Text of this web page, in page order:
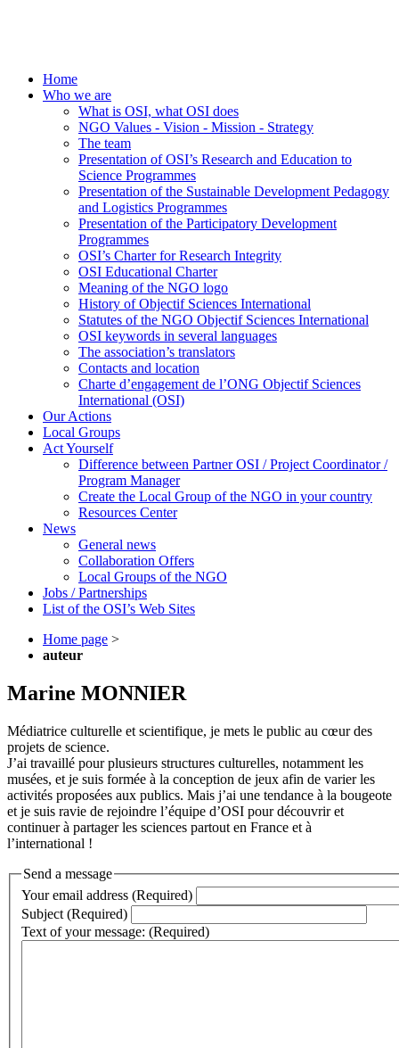
Home
Who we are
What is OSI, what OSI does
NGO Values - Vision - Mission - Strategy
The team
Presentation of OSI’s Research and Education to
Science Programmes
Presentation of the Sustainable Development Pedagogy
and Logistics Programmes
Presentation of the Participatory Development
Programmes
OSI’s Charter for Research Integrity
OSI Educational Charter
Meaning of the NGO logo
History of Objectif Sciences International
Statutes of the NGO Objectif Sciences International
OSI keywords in several languages
The association’s translators
Contacts and location
Charte d’engagement de l’ONG Objectif Sciences
International (OSI)
Our Actions
Local Groups
Act Yourself
Difference between Partner OSI / Project Coordinator /
Program Manager
Create the Local Group of the NGO in your country
Resources Center
News
General news
Collaboration Offers
Local Groups of the NGO
Jobs / Partnerships
List of the OSI’s Web Sites
Home page >
auteur
Marine MONNIER
Médiatrice culturelle et scientifique, je mets le public au cœur des
projets de science.
J’ai travaillé pour plusieurs structures culturelles, notamment les
musées, et je suis formée à la conception de jeux afin de varier les
activités proposées aux publics. Mais j’ai une tendance à la bougeote
et je suis ravie de rejoindre l’équipe d’OSI pour découvrir et
continuer à partager les sciences partout en France et à
l’international !
Send a message
Your email address (Required)
Subject (Required)
Text of your message: (Required)